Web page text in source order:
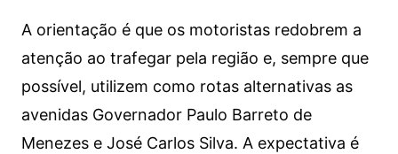
A orientação é que os motoristas redobrem a
atenção ao trafegar pela região e, sempre que
possível, utilizem como rotas alternativas as
avenidas Governador Paulo Barreto de
Menezes e José Carlos Silva. A expectativa é